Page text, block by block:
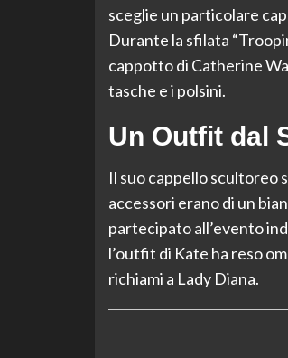
sceglie un particolare
Durante la sfilata
cappotto di Catherine
tasche e i polsini.
Un Outfit dal
Il suo cappello scultoreo
accessori erano di un
partecipato all’evento
l’outfit di Kate ha reso
richiami a Lady Diana.